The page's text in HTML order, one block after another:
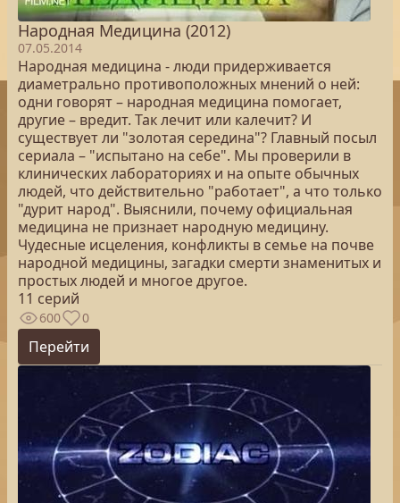
Народная Медицина (2012)
07.05.2014
Народная медицина - люди придерживается
диаметрально противоположных мнений о ней:
одни говорят – народная медицина помогает,
другие – вредит. Так лечит или калечит? И
существует ли "золотая середина"? Главный посыл
сериала – "испытано на себе". Мы проверили в
клинических лабораториях и на опыте обычных
людей, что действительно "работает", а что только
"дурит народ". Выяснили, почему официальная
медицина не признает народную медицину.
Чудесные исцеления, конфликты в семье на почве
народной медицины, загадки смерти знаменитых и
простых людей и многое другое.
11 серий
600 0
Перейти